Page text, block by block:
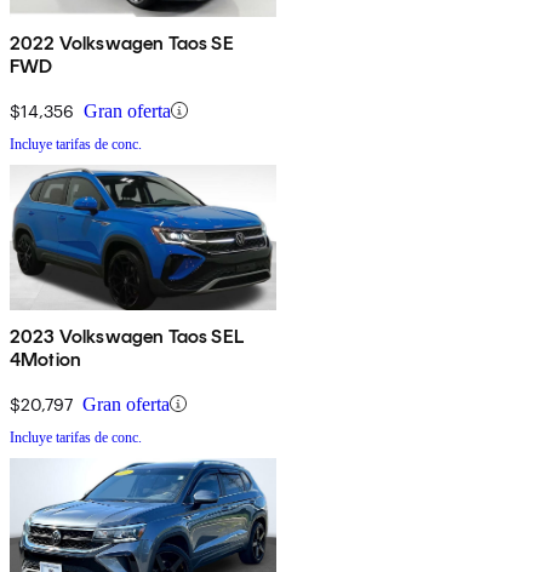
2022 Volkswagen Taos SE
FWD
$14,356 Gran oferta
Incluye tarifas de conc.
2023 Volkswagen Taos SEL
4Motion
$20,797 Gran oferta
Incluye tarifas de conc.